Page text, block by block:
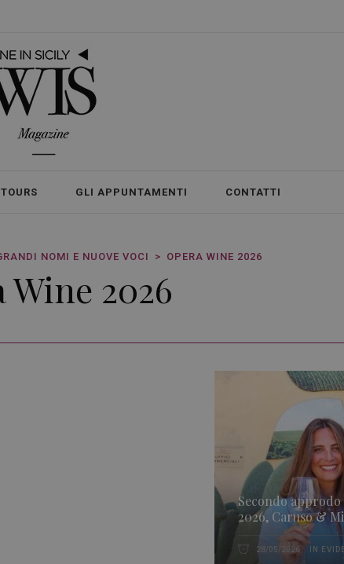
TOURS GLI APPUNTAMENTI CONTATTI
NOMI E NUOVE VOCI OPERA WINE 2026
Wine 2026
Secondo
2026, Caruso &
28/05/2026 IN